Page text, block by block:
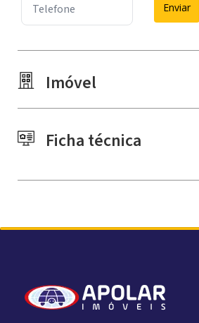
Enviar
Imóvel
Ficha técnica